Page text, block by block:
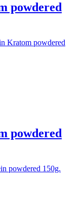
powdered
Kratom powdered
powdered
powdered 150g.